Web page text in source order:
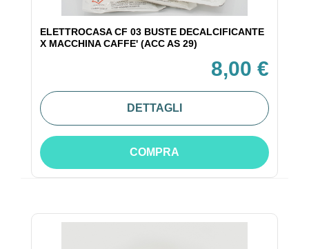
ELETTROCASA CF 03 BUSTE DECALCIFICANTE
X MACCHINA CAFFE' (ACC AS 29)
8,00 €
DETTAGLI
COMPRA